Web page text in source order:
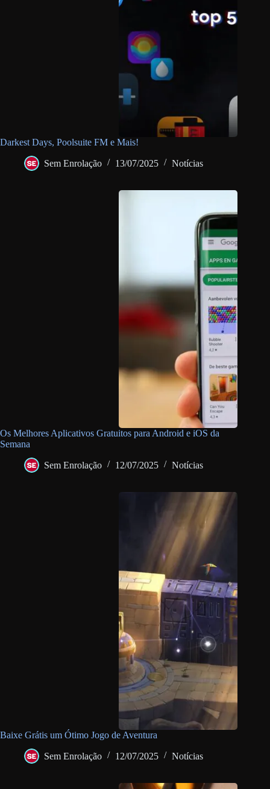
Darkest Days, Poolsuite FM e Mais!
Sem Enrolação 13/07/2025 Notícias
Os Melhores Aplicativos Gratuitos para Android e iOS da
Semana
Sem Enrolação 12/07/2025 Notícias
Baixe Grátis um Ótimo Jogo de Aventura
Sem Enrolação 12/07/2025 Notícias